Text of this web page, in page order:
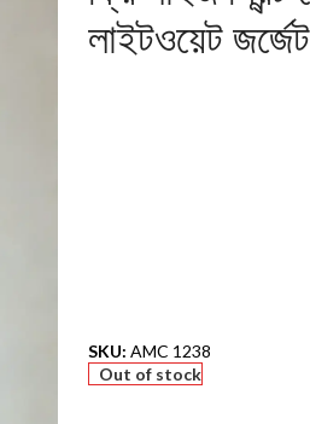
লাইটওয়েট
SKU: AMC 1238
Out of stock